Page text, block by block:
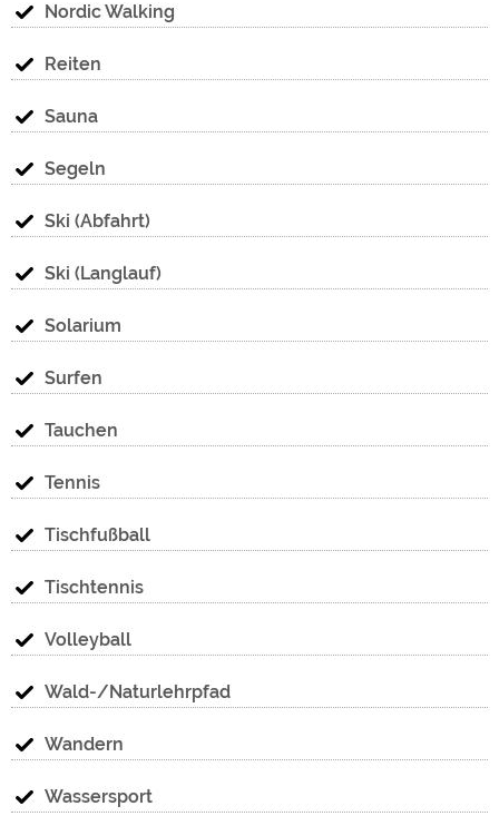
Nordic Walking
Reiten
Sauna
Segeln
Ski (Abfahrt)
Ski (Langlauf)
Solarium
Surfen
Tauchen
Tennis
Tischfußball
Tischtennis
Volleyball
Wald-/Naturlehrpfad
Wandern
Wassersport